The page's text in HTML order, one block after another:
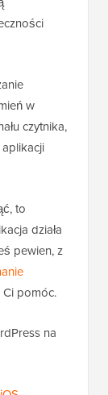
w
czytnika,
to
działa
pewien, z
pomóc.
na